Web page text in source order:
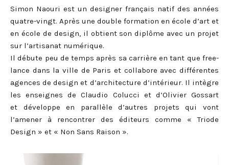
Simon Naouri est un designer français natif des années
quatre-vingt. Après une double formation en école d’art et
en école de design, il obtient son diplôme avec un projet
sur l’artisanat numérique.
Il débute peu de temps après sa carrière en tant que free-
lance dans la ville de Paris et collabore avec différentes
agences de design et d’architecture d’intérieur. Il intègre
les enseignes de Claudio Colucci et d’Olivier Gossart
et développe en parallèle d’autres projets qui vont
l’amener à rencontrer des éditeurs comme « Triode
Design » et « Non Sans Raison ».